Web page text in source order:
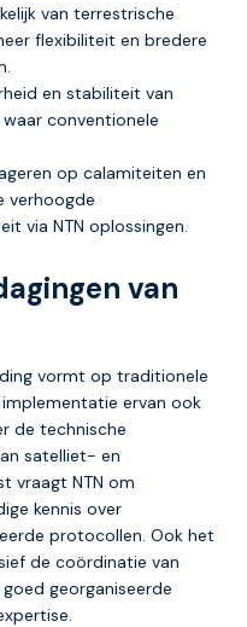
van terrestrische
flexibiliteit en bredere
en stabiliteit van
conventionele
op calamiteiten en
verhoogde
via NTN oplossingen.
van
vormt op traditionele
ervan ook
de technische
satelliet- en
vraagt NTN om
kennis over
protocollen. Ook het
de coördinatie van
georganiseerde